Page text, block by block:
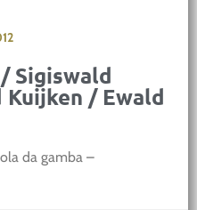
Sigiswald
/ Ewald
da gamba –